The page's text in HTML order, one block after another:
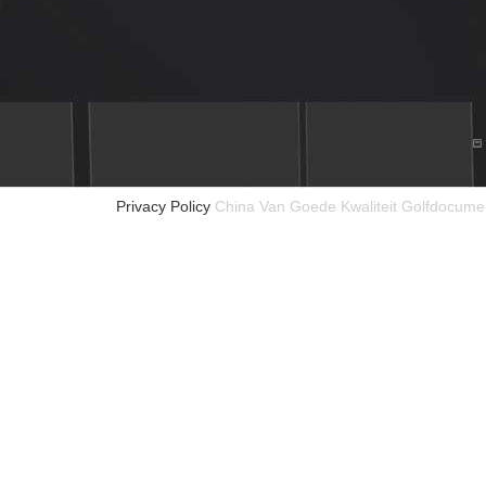
Privacy Policy China Van Goede Kwaliteit